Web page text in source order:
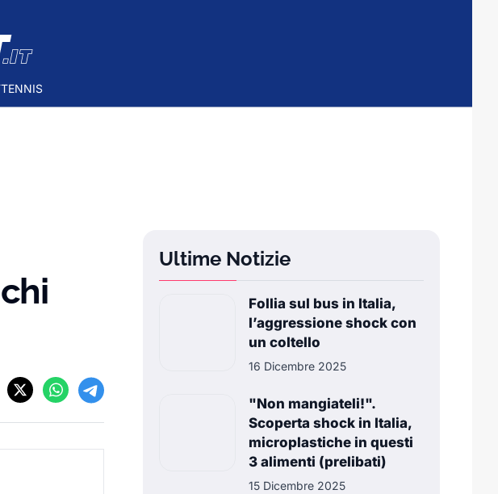
TENNIS
Ultime Notizie
Follia sul bus in Italia,
l’aggressione shock con
un coltello
16 Dicembre 2025
"Non mangiateli!".
Scoperta shock in Italia,
microplastiche in questi
3 alimenti (prelibati)
15 Dicembre 2025